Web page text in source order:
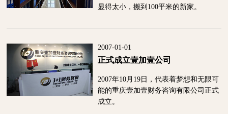
显得太小，搬到100平米的新家。
2007-01-01
正式成立壹加壹公司
2007年10月19日，代表着梦想和无限可
能的重庆壹加壹财务咨询有限公司正式
成立。